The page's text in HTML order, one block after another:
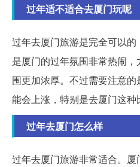
过年适不适合去厦门玩呢
过年去厦门旅游是完全可以
是厦门的过年氛围非常热闹
围更加浓厚。不过需要注意
能会上涨，特别是去厦门这种
过年去厦门怎么样
过年去厦门旅游非常适合。